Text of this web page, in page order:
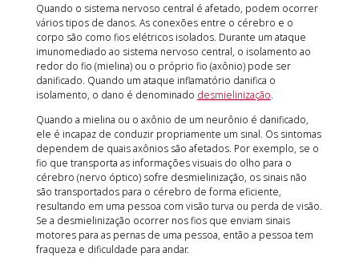
Quando o sistema nervoso central é afetado, podem ocorrer
vários tipos de danos. As conexões entre o cérebro e o
corpo são como fios elétricos isolados. Durante um ataque
imunomediado ao sistema nervoso central, o isolamento ao
redor do fio (mielina) ou o próprio fio (axônio) pode ser
danificado. Quando um ataque inflamatório danifica o
isolamento, o dano é denominado desmielinização.
Quando a mielina ou o axônio de um neurônio é danificado,
ele é incapaz de conduzir propriamente um sinal. Os sintomas
dependem de quais axônios são afetados. Por exemplo, se o
fio que transporta as informações visuais do olho para o
cérebro (nervo óptico) sofre desmielinização, os sinais não
são transportados para o cérebro de forma eficiente,
resultando em uma pessoa com visão turva ou perda de visão.
Se a desmielinização ocorrer nos fios que enviam sinais
motores para as pernas de uma pessoa, então a pessoa tem
fraqueza e dificuldade para andar.